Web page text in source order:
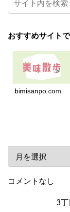
おすすめサイト
bimisanpo.com
コメントなし
3丁